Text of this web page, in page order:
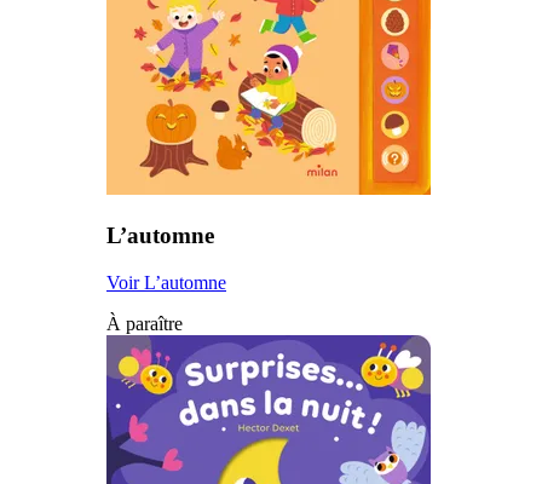
L’automne
Voir L’automne
À paraître